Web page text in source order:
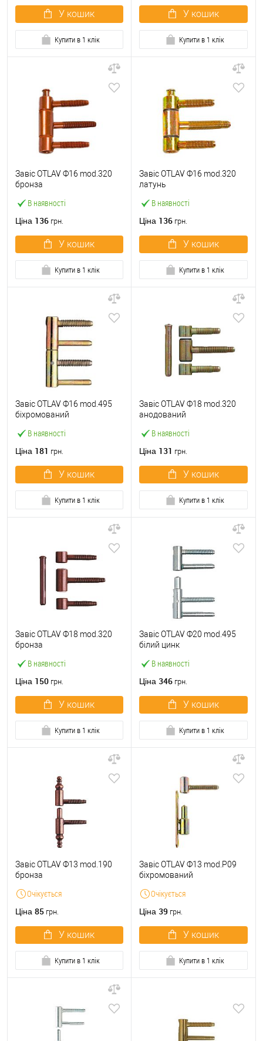
У кошик
Купити в 1 клік
У кошик
Купити в 1 клік
В наявності
Завіс OTLAV Ф16 mod.320
бронза
Ціна 136 грн.
У кошик
Купити в 1 клік
В наявності
Завіс OTLAV Ф16 mod.320
латунь
Ціна 136 грн.
У кошик
Купити в 1 клік
В наявності
Завіс OTLAV Ф16 mod.495
біхромований
Ціна 181 грн.
У кошик
Купити в 1 клік
В наявності
Завіс OTLAV Ф18 mod.320
анодований
Ціна 131 грн.
У кошик
Купити в 1 клік
В наявності
Завіс OTLAV Ф18 mod.320
бронза
Ціна 150 грн.
У кошик
Купити в 1 клік
В наявності
Завіс OTLAV Ф20 mod.495
білий цинк
Ціна 346 грн.
У кошик
Купити в 1 клік
Очікується
Завіс OTLAV Ф13 mod.190
бронза
Ціна 85 грн.
У кошик
Купити в 1 клік
Очікується
Завіс OTLAV Ф13 mod.P09
біхромований
Ціна 39 грн.
У кошик
Купити в 1 клік